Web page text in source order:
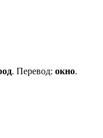
. Перевод: окно.